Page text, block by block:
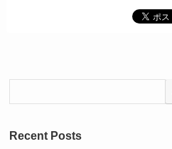
Recent Posts